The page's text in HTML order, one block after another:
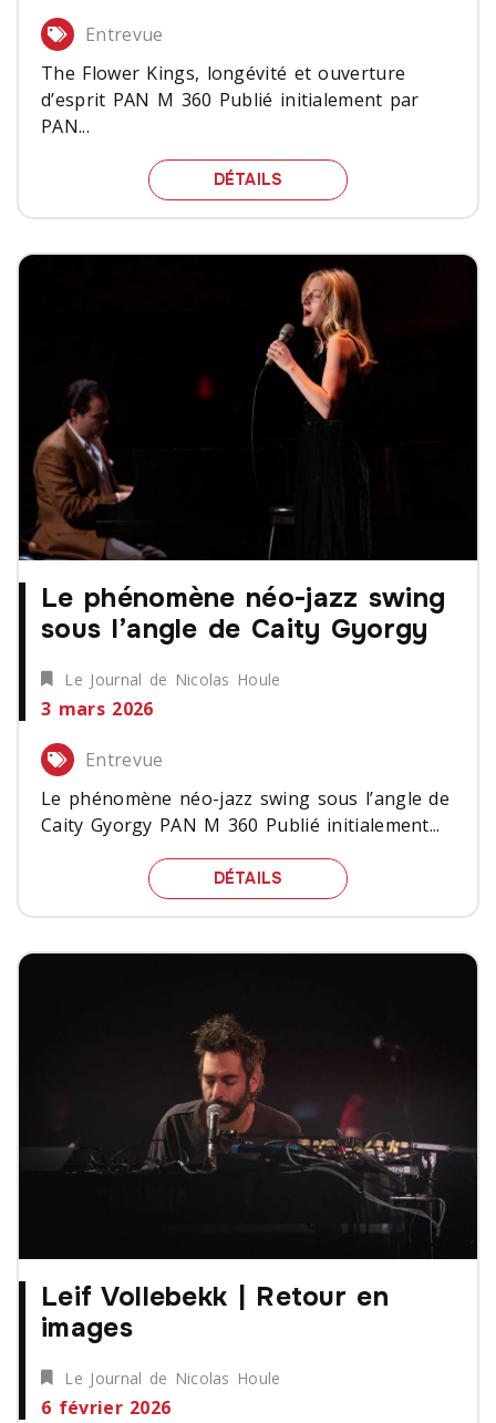
Entrevue
The Flower Kings, longévité et ouverture
d’esprit PAN M 360 Publié initialement par
PAN...
DÉTAILS THE FLOWER KINGS,
Le phénomène néo-jazz swing
sous l’angle de Caity Gyorgy
Le Journal de Nicolas Houle
3 mars 2026
Entrevue
Le phénomène néo-jazz swing sous l’angle de
Caity Gyorgy PAN M 360 Publié initialement...
DÉTAILS LE PHÉNOMÈNE NÉO-
Leif Vollebekk | Retour en
images
Le Journal de Nicolas Houle
6 février 2026